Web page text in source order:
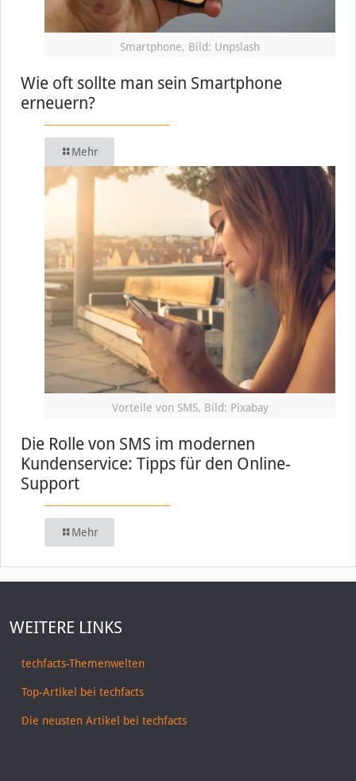
Smartphone, Bild: Unpslash
Wie oft sollte man sein Smartphone
erneuern?
Mehr
Vorteile von SMS, Bild: Pixabay
Die Rolle von SMS im modernen
Kundenservice: Tipps für den Online-
Support
Mehr
WEITERE LINKS
techfacts-Themenwelten
Top-Artikel bei techfacts
Die neusten Artikel bei techfacts